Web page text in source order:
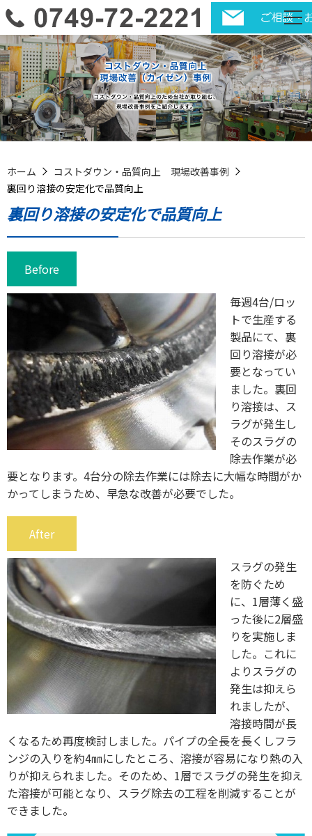
ホーム
コストダウン・品質向上 現場改善事例
裏回り溶接の安定化で品質向上
裏回り溶接の安定化で品質向上
Before
毎週4台/ロッ
トで生産する
製品にて、裏
回り溶接が必
要となってい
ました。裏回
り溶接は、ス
ラグが発生し
そのスラグの
除去作業が必
要となります。4台分の除去作業には除去に大幅な時間がか
かってしまうため、早急な改善が必要でした。
After
スラグの発生
を防ぐため
に、1層薄く盛
った後に2層盛
りを実施しま
した。これに
よりスラグの
発生は抑えら
れましたが、
溶接時間が長
くなるため再度検討しました。パイプの全長を長くしフラ
ンジの入りを約4㎜にしたところ、溶接が容易になり熱の入
りが抑えられました。そのため、1層でスラグの発生を抑え
た溶接が可能となり、スラグ除去の工程を削減することが
できました。